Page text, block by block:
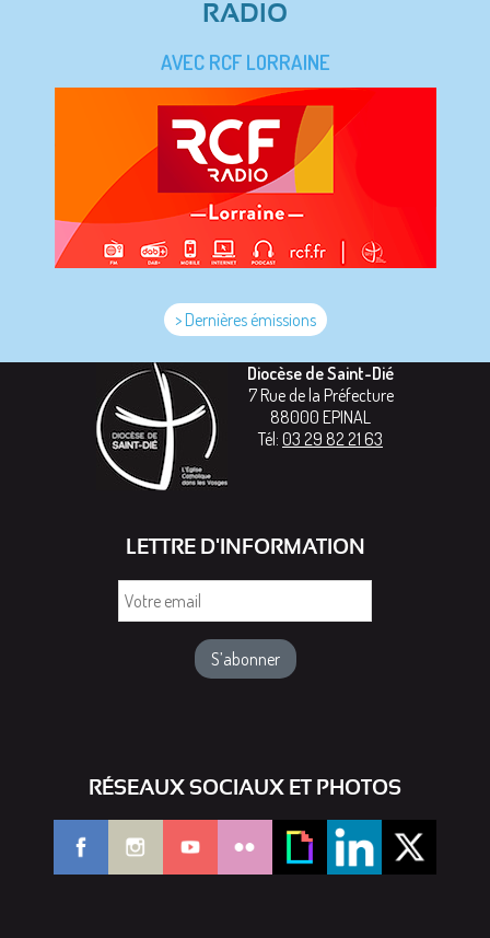
RADIO
AVEC RCF LORRAINE
> Dernières émissions
Diocèse de Saint-Dié
7 Rue de la Préfecture
88000 EPINAL
Tél: 03 29 82 21 63
LETTRE D'INFORMATION
RÉSEAUX SOCIAUX ET PHOTOS